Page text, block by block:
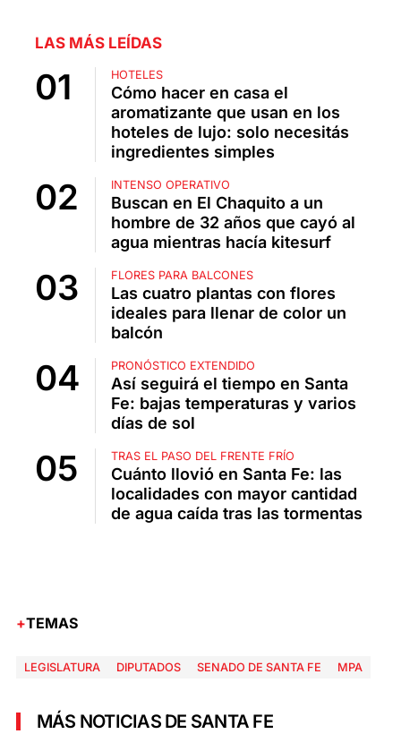
LAS MÁS LEÍDAS
HOTELES
Cómo hacer en casa el
aromatizante que usan en los
hoteles de lujo: solo necesitás
ingredientes simples
INTENSO OPERATIVO
Buscan en El Chaquito a un
hombre de 32 años que cayó al
agua mientras hacía kitesurf
FLORES PARA BALCONES
Las cuatro plantas con flores
ideales para llenar de color un
balcón
PRONÓSTICO EXTENDIDO
Así seguirá el tiempo en Santa
Fe: bajas temperaturas y varios
días de sol
TRAS EL PASO DEL FRENTE FRÍO
Cuánto llovió en Santa Fe: las
localidades con mayor cantidad
de agua caída tras las tormentas
TEMAS
LEGISLATURA DIPUTADOS SENADO DE SANTA FE MPA
MÁS NOTICIAS DE SANTA FE